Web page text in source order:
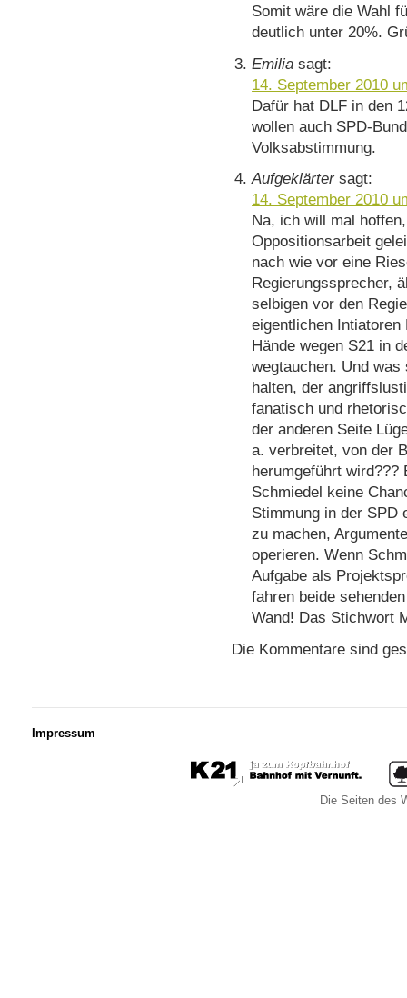
Somit wäre die Wahl
deutlich unter 20%.
Emilia sagt:
14. September 2010
Dafür hat DLF in den
wollen auch SPD-
Volksabstimmung.
Aufgeklärter sagt:
14. September 2010
Na, ich will mal
Oppositionsarbeit
nach wie vor eine
Regierungssprecher,
selbigen vor den
eigentlichen
Hände wegen S21 in
wegtauchen. Und
halten, der
fanatisch und
der anderen Seite
a. verbreitet, von der
herumgeführt
Schmiedel keine
Stimmung in der SPD
zu machen,
operieren. Wenn
Aufgabe als
fahren beide
Wand! Das Stichwort
Die Kommentare sind
Impressum
Die Seiten des